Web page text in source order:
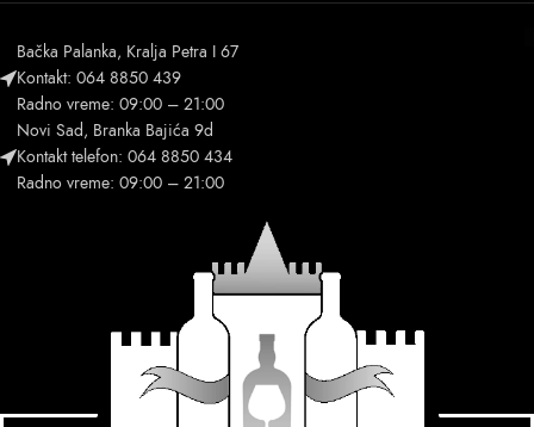
Bačka Palanka, Kralja Petra I 67
Kontakt: 064 8850 439
Radno vreme: 09:00 – 21:00
Novi Sad, Branka Bajića 9d
Kontakt telefon: 064 8850 434
Radno vreme: 09:00 – 21:00